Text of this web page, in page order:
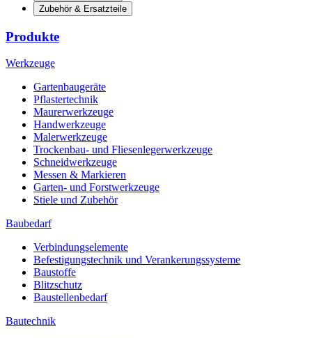
Zubehör & Ersatzteile
Produkte
Werkzeuge
Gartenbaugeräte
Pflastertechnik
Maurerwerkzeuge
Handwerkzeuge
Malerwerkzeuge
Trockenbau- und Fliesenlegerwerkzeuge
Schneidwerkzeuge
Messen & Markieren
Garten- und Forstwerkzeuge
Stiele und Zubehör
Baubedarf
Verbindungselemente
Befestigungstechnik und Verankerungssysteme
Baustoffe
Blitzschutz
Baustellenbedarf
Bautechnik